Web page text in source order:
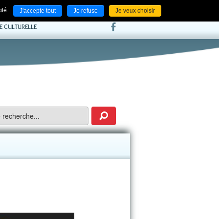
J'accepte tout Je refuse Je veux choisir
ACCUEIL NOS LIENS CONTACT
CULTURELLE